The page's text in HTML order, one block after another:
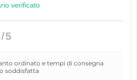
verificato
5
ordinato e tempi di consegna
soddisfatta